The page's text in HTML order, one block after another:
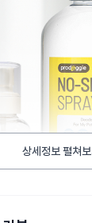
상세정보 펼쳐